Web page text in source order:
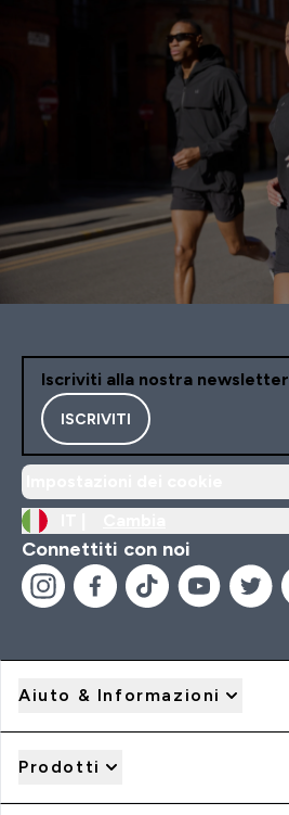
Iscriviti alla nostra newsletter
ISCRIVITI
Connettiti con noi
Aiuto & Informazioni
Prodotti